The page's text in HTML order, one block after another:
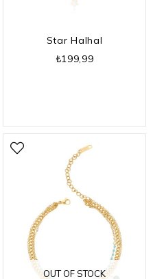
Star Halhal
₺199,99
OUT OF STOCK